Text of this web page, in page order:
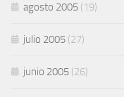
agosto 2005 (19)
julio 2005 (27)
junio 2005 (26)